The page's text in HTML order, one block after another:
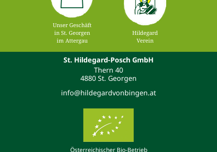
Unser Geschäft
in St. Georgen
im Attergau
Hildegard
Verein
St. Hildegard-Posch GmbH
Thern 40
4880 St. Georgen
info@hildegardvonbingen.at
Österreichischer Bio-Betrieb